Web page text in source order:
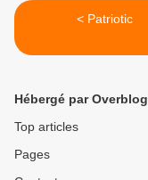
< Patriotic
Hébergé par Overblog
Top articles
Pages